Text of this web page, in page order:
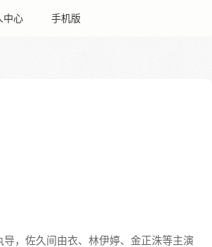
中心 手机版
导，佐久间由衣、林伊婷、金正洙等主演